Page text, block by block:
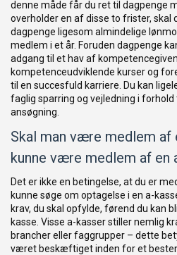
denne måde får du ret til dagpenge
overholder en af disse to frister, skal
dagpenge ligesom almindelige
medlem i et år. Foruden dagpenge
adgang til et hav af
kompetenceudviklende kurser og
til en succesfuld karriere. Du kan
faglig sparring og vejledning i
ansøgning.
Skal man være medlem af
kunne være medlem af en
Det er ikke en betingelse, at du er
kunne søge om optagelse i en a-
krav, du skal opfylde, førend du kan
kasse. Visse a-kasser stiller nemlig
brancher eller faggrupper – dette
været beskæftiget inden for et